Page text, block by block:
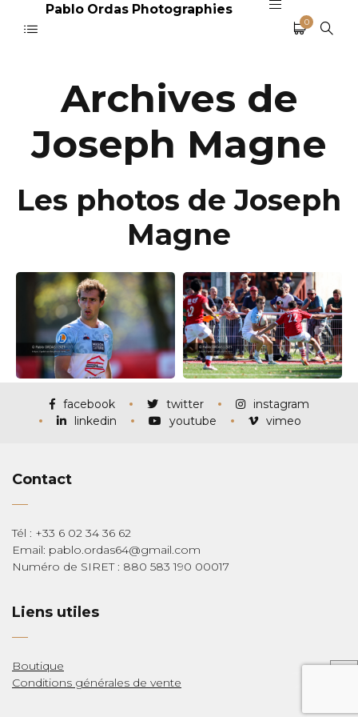
Pablo Ordas Photographies
0
Archives de
Joseph Magne
Les photos de Joseph
Magne
facebook twitter
instagram
linkedin
youtube vimeo
Contact
Tél : +33 6 02 34 36 62
Email: pablo.ordas64@gmail.com
Numéro de SIRET : 880 583 190 00017
Liens utiles
Boutique
Conditions générales de vente